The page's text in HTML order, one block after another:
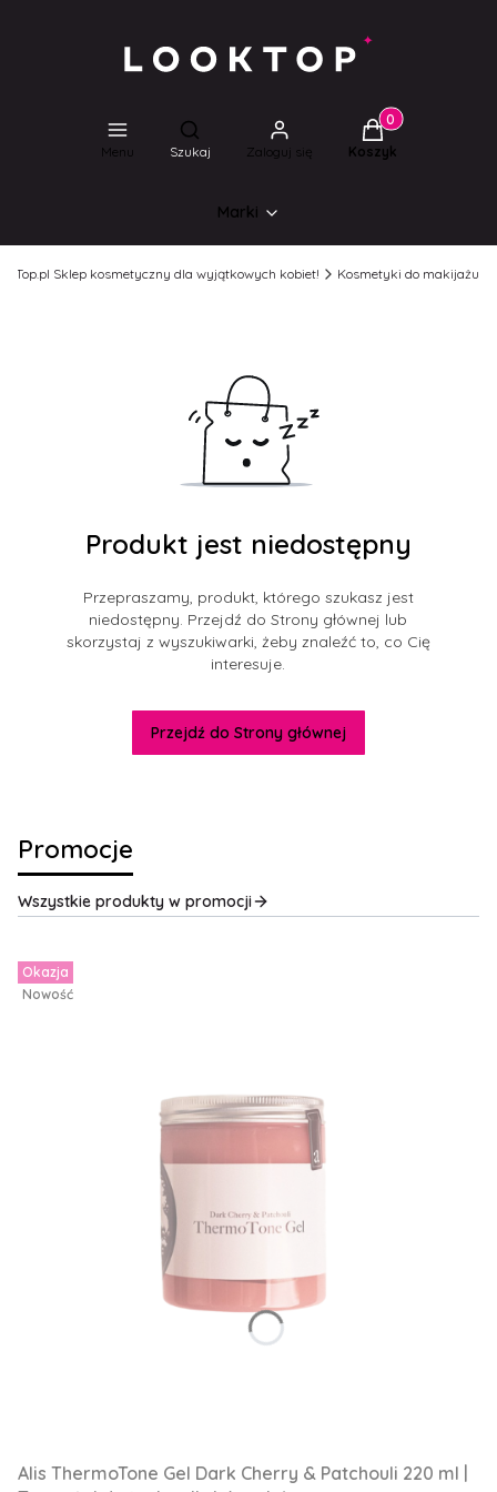
Menu
Otwórz wyszukiwarkę
Szukaj Zaloguj się
Produkty w
Koszyk
Marki
Sklep kosmetyczny dla wyjątkowych kobiet! Kosmetyki do makijażu
Produkt jest niedostępny
Przepraszamy, produkt, którego szukasz jest
niedostępny. Przejdź do Strony głównej lub
skorzystaj z wyszukiwarki, żeby znaleźć to, co Cię
interesuje.
Przejdź do Strony głównej
Promocje
Wszystkie produkty w promocji
Okazja
Nowość
Alis ThermoTone Gel Dark Cherry & Patchouli 220 ml |